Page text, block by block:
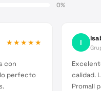
0%
★★★★★
con
perfecto
I
calidad.
Promall